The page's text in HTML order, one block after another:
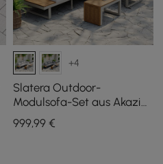
+4
Slatera Outdoor-
Modulsofa-Set aus Akazie
und Aluminium in Hellgrau
999,99€